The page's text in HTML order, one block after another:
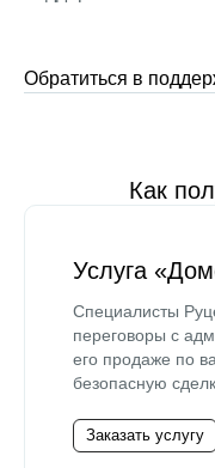
Обратиться в
Как
Услуга
Специалисты
переговоры с
его продаже по
безопасную
Заказать услугу